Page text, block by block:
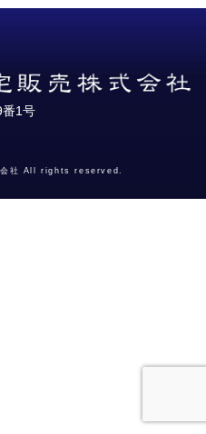
1号
会社 All rights reserved.